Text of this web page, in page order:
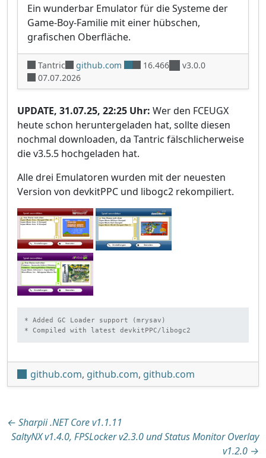
Ein wunderbar Emulator für die Systeme der
Game-Boy-Familie mit einer hübschen,
grafischen Oberfläche.
Tantric github.com 16.466
v3.0.0
07.07.2026
UPDATE, 31.07.25, 22:25 Uhr: Wer den FCEUGX
heute schon heruntergeladen hat, sollte diesen
nochmal downloaden, da Tantric fälschlicherweise
die v3.5.5 hochgeladen hat.
Alle drei Emulatoren wurden mit der neuesten
Version von devkitPPC und libogc2 rekompiliert.
* Added GC Loader support (mrysav)
* Compiled with latest devkitPPC/libogc2
github.com, github.com, github.com
Beitragsnavigation
← Sharpii .NET Core v1.1.11
SaltyNX v1.4.0, FPSLocker v2.3.0 und Status Monitor Overlay
v1.2.0 →